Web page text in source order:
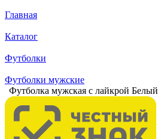
Главная
Каталог
Футболки
Футболки мужские
Футболка мужская с лайкрой Белый